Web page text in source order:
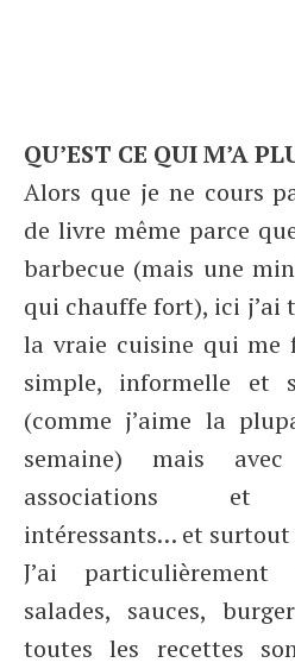
QU’EST CE QUI M’A
Alors que je ne cours
de livre même parce
barbecue (mais une
qui chauffe fort), ici j’ai
la vraie cuisine qui me
simple, informelle et
(comme j’aime la
semaine) mais
associations et
intéressants… et surtout
J’ai
salades, sauces,
toutes les recettes